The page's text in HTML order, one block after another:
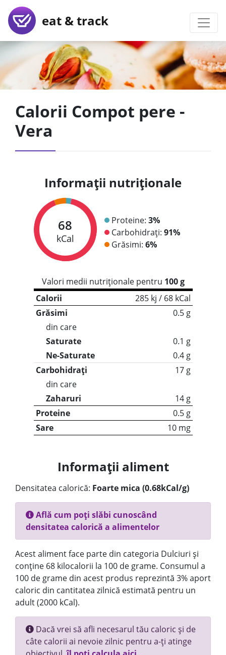
eat & track
Calorii Compot pere -
Vera
Informații nutriționale
68
kCal
Proteine: 3%
Carbohidrați: 91%
Grăsimi: 6%
Valori medii nutriționale pentru 100 g
Calorii
285 kj / 68 kCal
Grăsimi
0.5 g
din care
Saturate
0.1 g
Ne-Saturate
0.4 g
Carbohidrați
17 g
din care
Zaharuri
14 g
Proteine
0.5 g
Sare
10 mg
Informații aliment
Densitatea calorică: Foarte mica (0.68kCal/g)
Află cum poți slăbi cunoscând
densitatea calorică a alimentelor
Acest aliment face parte din categoria Dulciuri și
conține 68 kilocalorii la 100 de grame. Consumul a
100 de grame din acest produs reprezintă 3% aport
caloric din cantitatea zilnică estimată pentru un
adult (2000 kCal).
Dacă vrei să afli necesarul tău caloric și de
câte calorii ai nevoie zilnic pentru a-ți atinge